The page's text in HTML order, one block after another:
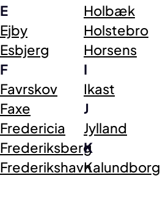
E
Ejby
Esbjerg
F
Favrskov
Faxe
Fredericia
Frederiksberg
Frederikshavn
Holbæk
Holstebro
Horsens
I
Ikast
J
Jylland
K
Kalundborg